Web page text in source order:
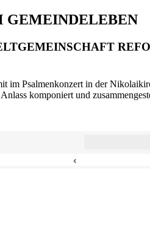
GEMEINDELEBEN
im Psalmenkonzert in der
komponiert und
‹